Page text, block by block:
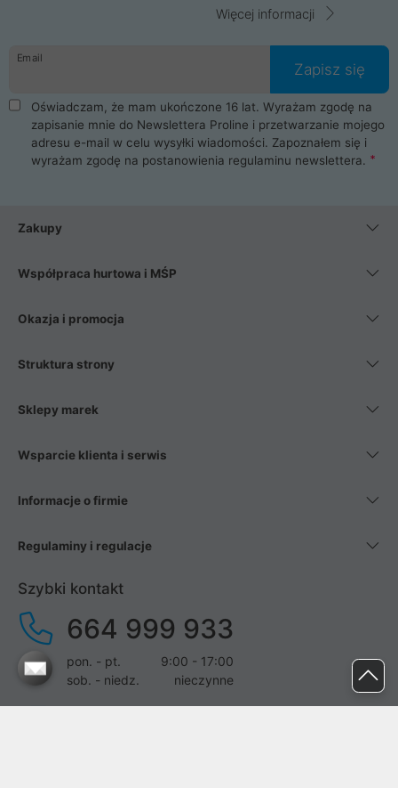
Więcej informacji
Email
Zapisz się
Oświadczam, że mam ukończone 16 lat. Wyrażam zgodę na
zapisanie mnie do Newslettera Proline i przetwarzanie mojego
adresu e-mail w celu wysyłki wiadomości. Zapoznałem się i
wyrażam zgodę na postanowienia regulaminu newslettera.
Zakupy
Współpraca hurtowa i MŚP
Okazja i promocja
Struktura strony
Sklepy marek
Wsparcie klienta i serwis
Informacje o firmie
Regulaminy i regulacje
Szybki kontakt
664 999 933
pon. - pt.
9:00 - 17:00
sob. - niedz.
nieczynne